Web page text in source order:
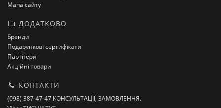
Мапа сайту
ДОДАТКОВО
Бренди
Подарункові сертифікати
Партнери
Акційні товари
КОНТАКТИ
(098) 387-47-47 КОНСУЛЬТАЦІЇ, ЗАМОВЛЕННЯ.